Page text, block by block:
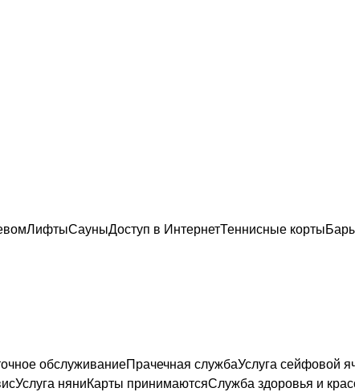
ЛифтыСауныДоступ в ИнтернетТеннисные корты
обслуживаниеПрачечная службаУслуга сейфовой
Услуга няниКарты принимаютсяСлужба здоровья и